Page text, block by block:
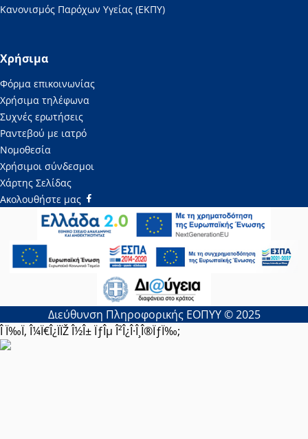
Κανονισμός Παρόχων Υγείας (ΕΚΠΥ)
Χρήσιμα
Φόρμα επικοινωνίας
Χρήσιμα τηλέφωνα
Συχνές ερωτήσεις
Ραντεβού με ιατρό
Νομοθεσία
Χρήσιμοι σύνδεσμοι
Χάρτης Σελίδας
Ακολουθήστε μας
Διεύθυνση Πληροφορικής ΕΟΠΥΥ © 2025
Î Ï‰Ï‚ Î¼Ï€Î¿ÏÏŽ Î½Î± ÏƒÎµ Î²Î¿Î·Î¸Î®ÏƒÏ‰;